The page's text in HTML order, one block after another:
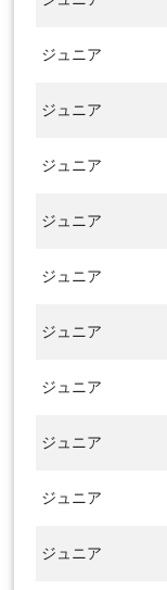
ジュニア
ジュニア
ジュニア
ジュニア
ジュニア
ジュニア
ジュニア
ジュニア
ジュニア
ジュニア